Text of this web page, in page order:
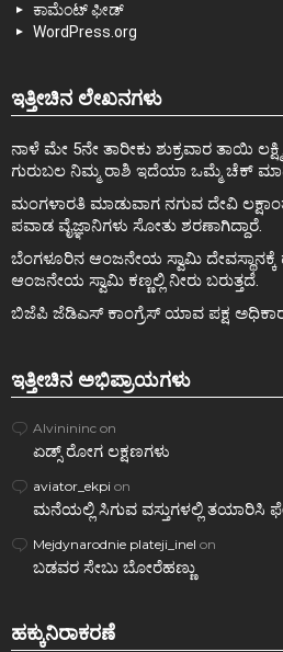
ಕಾಮೆಂಟ್ ಫೀಡ್
WordPress.org
ಇತ್ತೀಚಿನ ಲೇಖನಗಳು
ನಾಳೆ ಮೇ 5ನೇ ತಾರೀಕು ಶುಕ್ರವಾರ ತಾಯಿ
ಗುರುಬಲ ನಿಮ್ಮ ರಾಶಿ ಇದೆಯಾ ಒಮ್ಮೆ ಚೆಕ್
ಮಂಗಳಾರತಿ ಮಾಡುವಾಗ ನಗುವ ದೇವಿ
ಪವಾಡ ವೈಜ್ಞಾನಿಗಳು ಸೋತು ಶರಣಾಗಿದ್ದಾರೆ.
ಬೆಂಗಳೂರಿನ ಆಂಜನೇಯ ಸ್ವಾಮಿ
ಆಂಜನೇಯ ಸ್ವಾಮಿ ಕಣ್ಣಲ್ಲಿ ನೀರು ಬರುತ್ತದೆ.
ಬಿಜೆಪಿ ಜೆಡಿಎಸ್ ಕಾಂಗ್ರೆಸ್ ಯಾವ ಪಕ್ಷ
ಇತ್ತೀಚಿನ ಅಭಿಪ್ರಾಯಗಳು
Alvinininc on
ಏಡ್ಸ್‌ ರೋಗ ಲಕ್ಷಣಗಳು
aviator_ekpi on
ಮನೆಯಲ್ಲಿ ಸಿಗುವ ವಸ್ತುಗಳಲ್ಲಿ ತಯಾರಿಸಿ
Mejdynarodnie plateji_inel on
ಬಡವರ ಸೇಬು ಬೋರೆಹಣ್ಣು
ಹಕ್ಕುನಿರಾಕರಣೆ